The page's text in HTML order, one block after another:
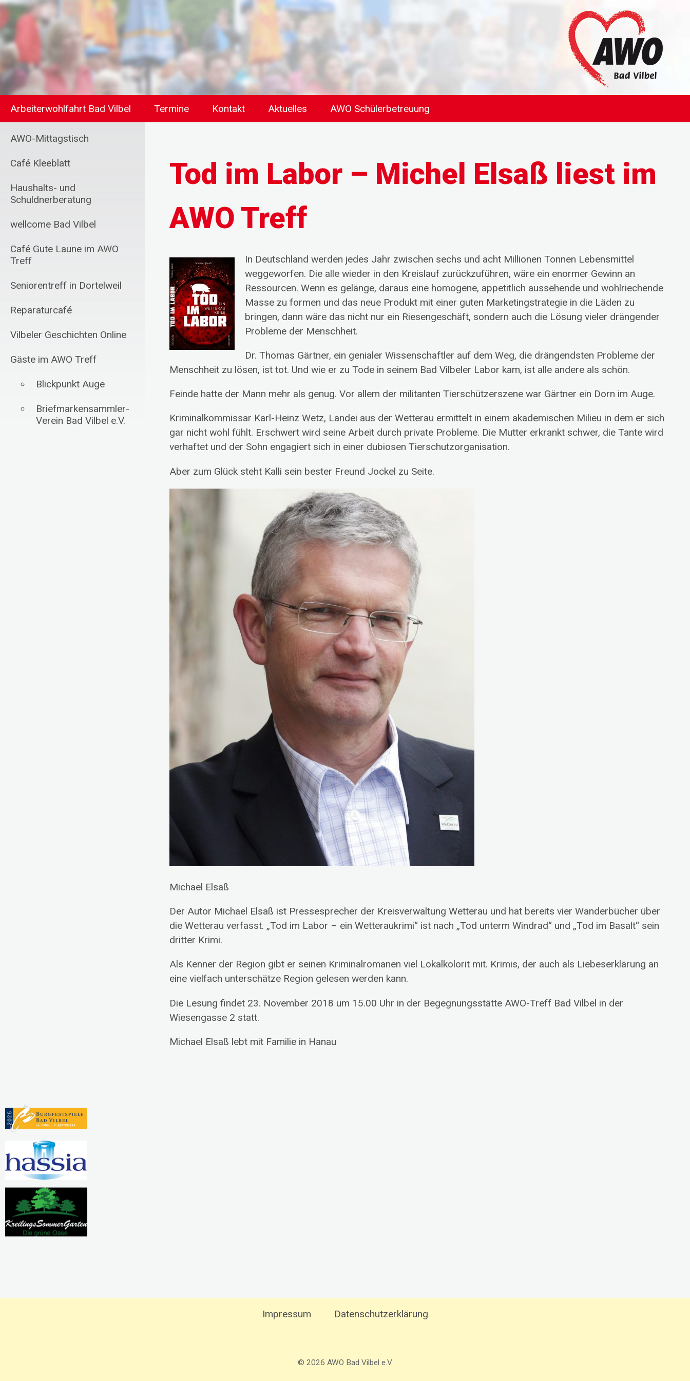
Arbeiterwohlfahrt Bad Vilbel Termine Kontakt Aktuelles AWO Schülerbetreuung
AWO-Mittagstisch
Café Kleeblatt
Haushalts- und
Schuldnerberatung
wellcome Bad Vilbel
Café Gute Laune im AWO
Treff
Seniorentreff in Dortelweil
Reparaturcafé
Vilbeler Geschichten Online
Gäste im AWO Treff
Blickpunkt Auge
Briefmarkensammler-
Verein Bad Vilbel e.V.
Tod im Labor – Michel Elsaß liest im
AWO Treff
In Deutschland werden jedes Jahr zwischen sechs und acht Millionen Tonnen Lebensmittel
weggeworfen. Die alle wieder in den Kreislauf zurückzuführen, wäre ein enormer Gewinn an
Ressourcen. Wenn es gelänge, daraus eine homogene, appetitlich aussehende und wohlriechende
Masse zu formen und das neue Produkt mit einer guten Marketingstrategie in die Läden zu
bringen, dannwäre das nicht nur ein Riesengeschäft, sondern auch die Lösung vieler drängender
Probleme der Menschheit.
Dr. Thomas Gärtner, ein genialer Wissenschaftler auf dem Weg, die drängendsten Probleme der
Menschheit zu lösen, ist tot. Und wie er zu Tode in seinem Bad Vilbeler Labor kam, ist alle andere als schön.
Feinde hatte der Mann mehr als genug. Vor allem der militanten Tierschützerszene war Gärtner ein Dorn im Auge.
Kriminalkommissar Karl-Heinz Wetz, Landei aus der Wetterau ermittelt in einem akademischen Milieu in dem er sich
gar nicht wohl fühlt. Erschwert wird seine Arbeit durch private Probleme. Die Mutter erkrankt schwer, die Tante wird
verhaftet und der Sohn engagiert sich in einer dubiosen Tierschutzorganisation.
Aber zum Glück steht Kalli sein bester Freund Jockel zu Seite.
Michael Elsaß
Der Autor Michael Elsaß ist Pressesprecher der Kreisverwaltung Wetterau und hat bereits vier Wanderbücher über
die Wetterau verfasst. „Tod im Labor – ein Wetteraukrimi“ ist nach „Tod unterm Windrad“ und „Tod im Basalt“ sein
dritter Krimi.
Als Kenner der Region gibt er seinen Kriminalromanen viel Lokalkolorit mit. Krimis, der auch als Liebeserklärung an
eine vielfach unterschätze Region gelesen werden kann.
Die Lesung findet 23. November 2018 um 15.00 Uhr in der Begegnungsstätte AWO-Treff Bad Vilbel in der
Wiesengasse 2 statt.
Michael Elsaß lebt mit Familie in Hanau
Impressum Datenschutzerklärung
© 2026 AWO Bad Vilbel e.V.